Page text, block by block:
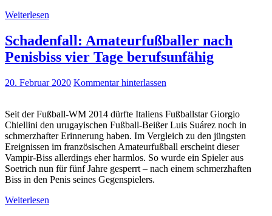
Weiterlesen
Schadenfall: Amateurfußballer nach
Penisbiss vier Tage berufsunfähig
20. Februar 2020 Kommentar hinterlassen
Seit der Fußball-WM 2014 dürfte Italiens Fußballstar Giorgio
Chiellini den urugayischen Fußball-Beißer Luis Suárez noch in
schmerzhafter Erinnerung haben. Im Vergleich zu den jüngsten
Ereignissen im französischen Amateurfußball erscheint dieser
Vampir-Biss allerdings eher harmlos. So wurde ein Spieler aus
Soetrich nun für fünf Jahre gesperrt – nach einem schmerzhaften
Biss in den Penis seines Gegenspielers.
Weiterlesen